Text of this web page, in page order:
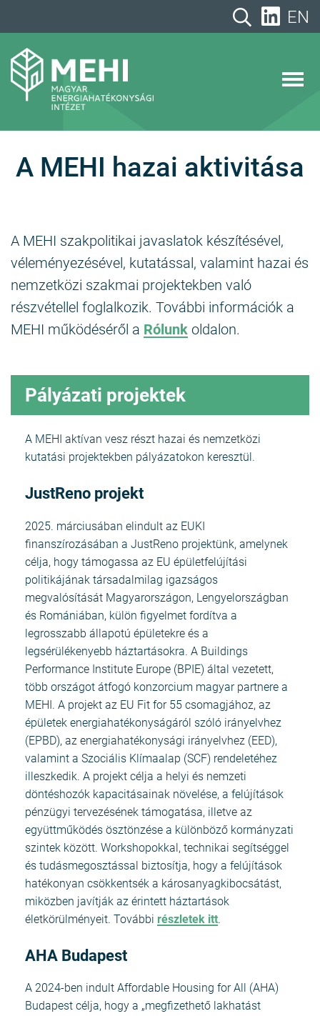
EN
A MEHI hazai aktivitása
A MEHI szakpolitikai javaslatok készítésével,
véleményezésével, kutatással, valamint hazai és
nemzetközi szakmai projektekben való
részvétellel foglalkozik. További információk a
MEHI működéséről a Rólunk oldalon.
Pályázati projektek
A MEHI aktívan vesz részt hazai és nemzetközi
kutatási projektekben pályázatokon keresztül.
JustReno projekt
2025. márciusában elindult az EUKI
finanszírozásában a JustReno projektünk, amelynek
célja, hogy támogassa az EU épületfelújítási
politikájának társadalmilag igazságos
megvalósítását Magyarországon, Lengyelországban
és Romániában, külön figyelmet fordítva a
legrosszabb állapotú épületekre és a
legsérülékenyebb háztartásokra. A Buildings
Performance Institute Europe (BPIE) által vezetett,
több országot átfogó konzorcium magyar partnere a
MEHI. A projekt az EU Fit for 55 csomagjához, az
épületek energiahatékonyságáról szóló irányelvhez
(EPBD), az energiahatékonysági irányelvhez (EED),
valamint a Szociális Klímaalap (SCF) rendeletéhez
illeszkedik. A projekt célja a helyi és nemzeti
döntéshozók kapacitásainak növelése, a felújítások
pénzügyi tervezésének támogatása, illetve az
együttműködés ösztönzése a különböző kormányzati
szintek között. Workshopokkal, technikai segítséggel
és tudásmegosztással biztosítja, hogy a felújítások
hatékonyan csökkentsék a károsanyagkibocsátást,
miközben javítják az érintett háztartások
életkörülményeit. További részletek itt.
AHA Budapest
A 2024-ben indult Affordable Housing for All (AHA)
Budapest célja, hogy a „megfizethető lakhatást